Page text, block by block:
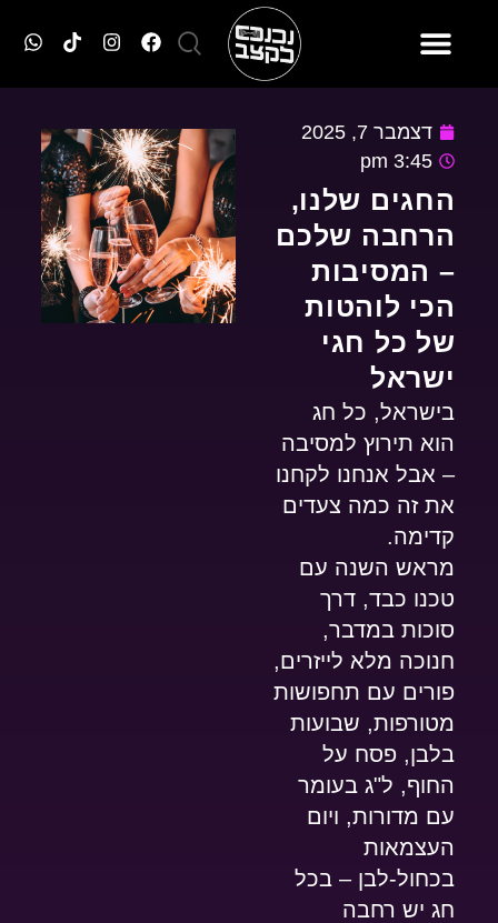
דצמבר 7, 2025
3:45 pm
החגים שלנו,
הרחבה שלכם
– המסיבות
הכי לוהטות
של כל חגי
ישראל
בישראל, כל חג
הוא תירוץ למסיבה
– אבל אנחנו לקחנו
את זה כמה צעדים
קדימה.
מראש השנה עם
טכנו כבד, דרך
סוכות במדבר,
חנוכה מלא לייזרים,
פורים עם תחפושות
מטורפות, שבועות
בלבן, פסח על
החוף, ל"ג בעומר
עם מדורות, ויום
העצמאות
בכחול-לבן – בכל
חג יש רחבה